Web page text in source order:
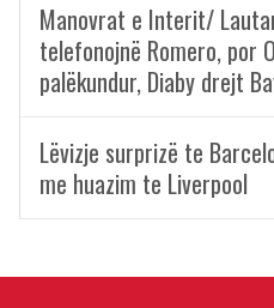
Manovrat e Interit/
telefonojnë Romero, por
palëkundur, Diaby drejt
Lëvizje surprizë te
me huazim te Liverpool